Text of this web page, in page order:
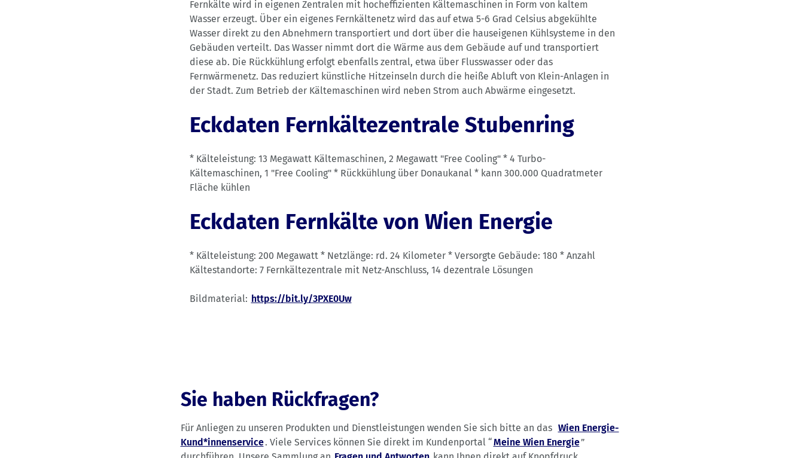
Fernkälte wird in eigenen Zentralen mit hocheffizienten Kältemaschinen in Form von kaltem
Wasser erzeugt. Über ein eigenes Fernkältenetz wird das auf etwa 5-6 Grad Celsius abgekühlte
Wasser direkt zu den Abnehmern transportiert und dort über die hauseigenen Kühlsysteme in den
Gebäuden verteilt. Das Wasser nimmt dort die Wärme aus dem Gebäude auf und transportiert
diese ab. Die Rückkühlung erfolgt ebenfalls zentral, etwa über Flusswasser oder das
Fernwärmenetz. Das reduziert künstliche Hitzeinseln durch die heiße Abluft von Klein-Anlagen in
der Stadt. Zum Betrieb der Kältemaschinen wird neben Strom auch Abwärme eingesetzt.
Eckdaten Fernkältezentrale Stubenring
* Kälteleistung: 13 Megawatt Kältemaschinen, 2 Megawatt "Free Cooling" * 4 Turbo-
Kältemaschinen, 1 "Free Cooling" * Rückkühlung über Donaukanal * kann 300.000 Quadratmeter
Fläche kühlen
Eckdaten Fernkälte von Wien Energie
* Kälteleistung: 200 Megawatt * Netzlänge: rd. 24 Kilometer * Versorgte Gebäude: 180 * Anzahl
Kältestandorte: 7 Fernkältezentrale mit Netz-Anschluss, 14 dezentrale Lösungen
Bildmaterial: https://bit.ly/3PXE0Uw
Sie haben Rückfragen?
Für Anliegen zu unseren Produkten und Dienstleistungen wenden Sie sich bitte an das Wien Energie-
Kund*innenservice. Viele Services können Sie direkt im Kundenportal “Meine Wien Energie”